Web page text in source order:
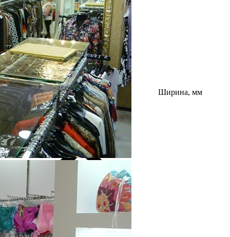
Ширина, мм